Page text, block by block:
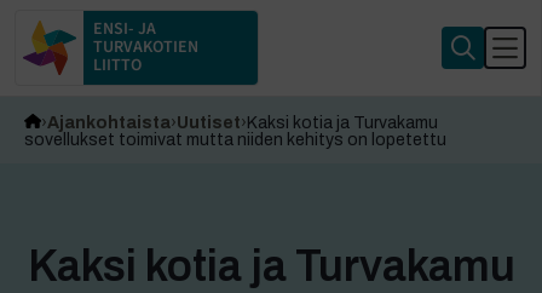
ENSI- JA
TURVAKOTIEN
LIITTO
Ajankohtaista Uutiset Kaksi kotia ja Turvakamu
sovellukset toimivat mutta niiden kehitys on lopetettu
Kaksi kotia ja Turvakamu